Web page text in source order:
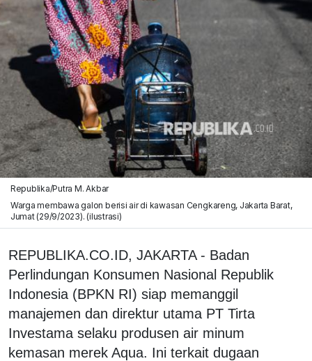
Republika/Putra M. Akbar
Warga membawa galon berisi air di kawasan Cengkareng, Jakarta Barat,
Jumat (29/9/2023). (ilustrasi)
REPUBLIKA.CO.ID, JAKARTA - Badan
Perlindungan Konsumen Nasional Republik
Indonesia (BPKN RI) siap memanggil
manajemen dan direktur utama PT Tirta
Investama selaku produsen air minum
kemasan merek Aqua. Ini terkait dugaan